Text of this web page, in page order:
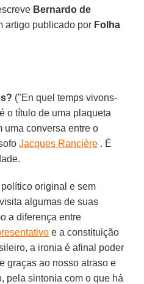
Bernardo de
artigo publicado por Folha
("En quel temps vivons-
o título de uma plaqueta
uma conversa entre o
Jacques Rancière . É
original e sem
algumas de suas
a diferença entre
e a constituição
a ironia é afinal poder
graças ao nosso atraso e
pela sintonia com o que há